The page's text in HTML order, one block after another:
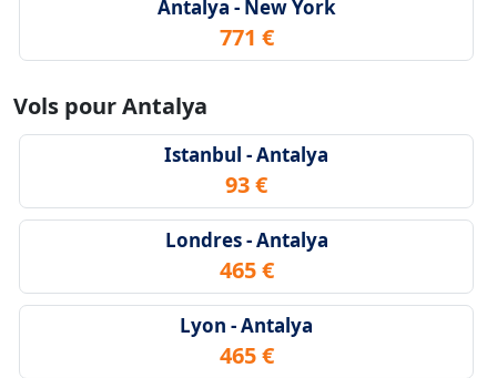
Antalya - New York
771 €
Vols pour Antalya
Istanbul - Antalya
93 €
Londres - Antalya
465 €
Lyon - Antalya
465 €